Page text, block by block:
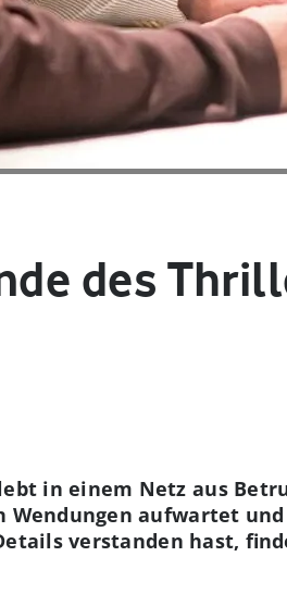
des
in einem Netz aus
aufwartet
verstanden hast,